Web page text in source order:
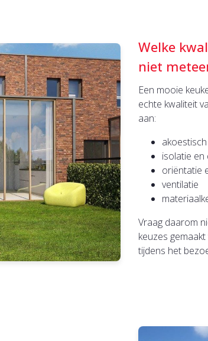
Welke
niet
Een mooie
echte kwaliteit
aan:
isolatie en
oriëntatie
ventilatie
Vraag daarom
keuzes
tijdens het